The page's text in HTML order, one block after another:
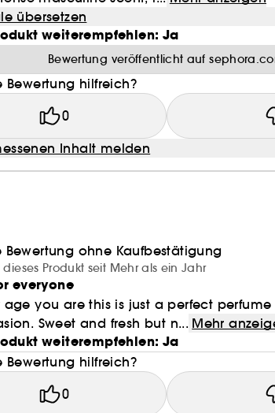
werden.
100 ml Flakons + eines Sauvage Refill,
100-ml-Flakons.
übersetzen
weiterempfehlen: Ja
Bewertung veröffentlicht auf
Bewertung hilfreich?
0
Inhalt melden
Bewertung ohne Kaufbestätigung
Produkt seit Mehr als ein Jahr
everyone
age you are this is just a perfect perfume
Sweet and fresh but n... Mehr
weiterempfehlen: Ja
Bewertung hilfreich?
0